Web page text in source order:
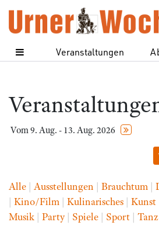
Veranstaltungen
Vom 9. Aug. - 13. Aug. 2026
Alle | Ausstellungen | Brauchtum |
| Kino/Film | Kulinarisches | Kunst
Musik | Party| Spiele | Sport | Tanz